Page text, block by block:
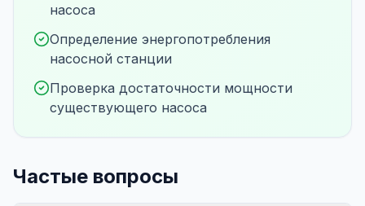
насоса
Определение энергопотребления
насосной станции
Проверка достаточности мощности
существующего насоса
Частые вопросы